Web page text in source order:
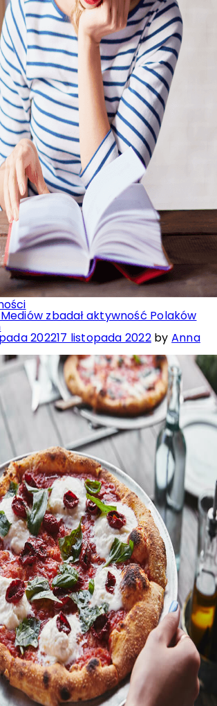
zbadał aktywność Polaków
202217 listopada 2022byAnna